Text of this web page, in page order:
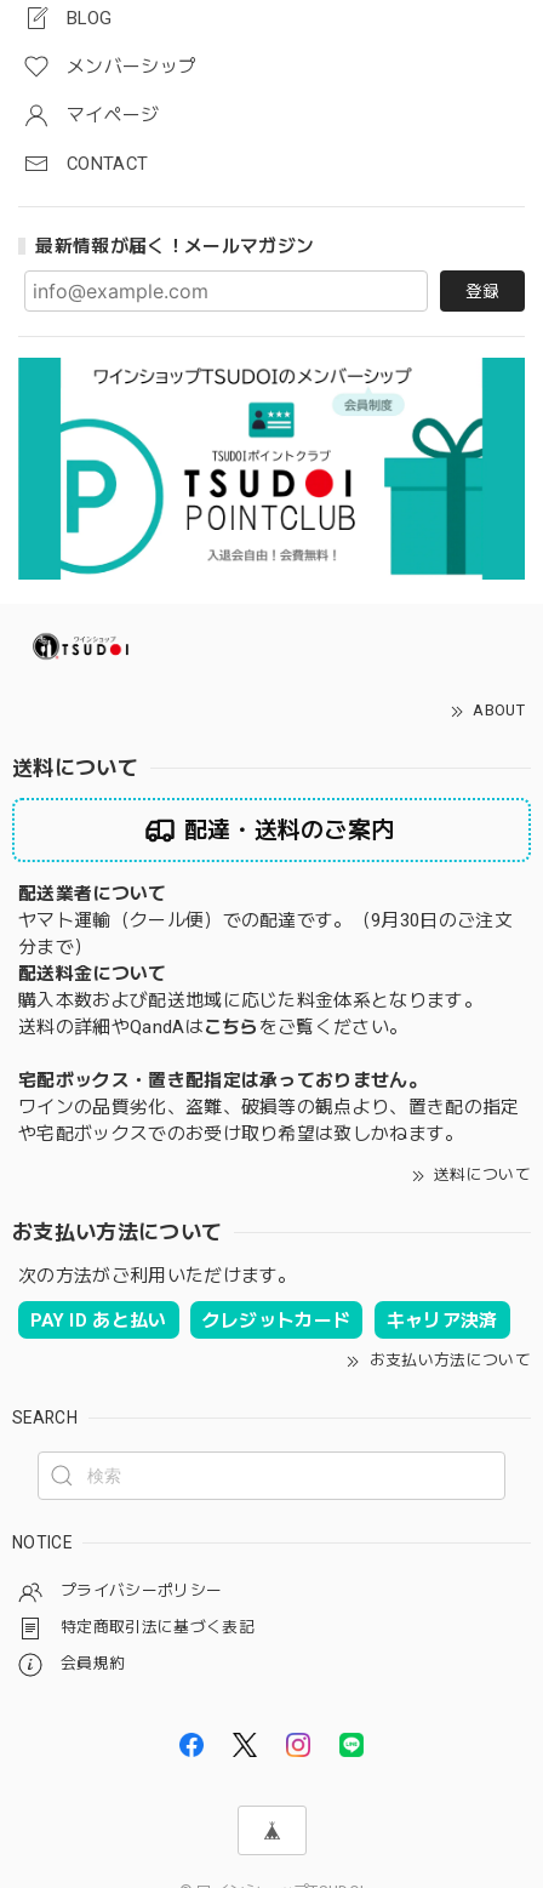
BLOG
メンバーシップ
マイページ
CONTACT
最新情報が届く！メールマガジン
登録
ABOUT
送料について
配達・送料のご案内
配送業者について
ヤマト運輸（クール便）での配達です。（9月30日のご注文
分まで）
配送料金について
購入本数および配送地域に応じた料金体系となります。
送料の詳細やQandAはこちら をご覧ください。
宅配ボックス・置き配指定は承っておりません。
ワインの品質劣化、盗難、破損等の観点より、置き配の指定
や宅配ボックスでのお受け取り希望は致しかねます。
送料について
お支払い方法について
次の方法がご利用いただけます。
PAY ID あと払い クレジットカード キャリア決済
お支払い方法について
SEARCH
NOTICE
プライバシーポリシー
特定商取引法に基づく表記
会員規約